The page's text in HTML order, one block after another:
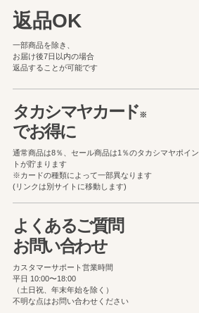
返品OK
一部商品を除き、
お届け後7日以内の場合
返品することが可能です
タカシマヤカード※
でお得に
通常商品は8％、セール商品は1％のタカシマヤポイン
トが貯まります
※カードの種類によって一部異なります
(リンクは別サイトに移動します)
よくあるご質問
お問い合わせ
カスタマーサポート営業時間
平日 10:00〜18:00
（土日祝、年末年始を除く）
不明な点はお問い合わせください